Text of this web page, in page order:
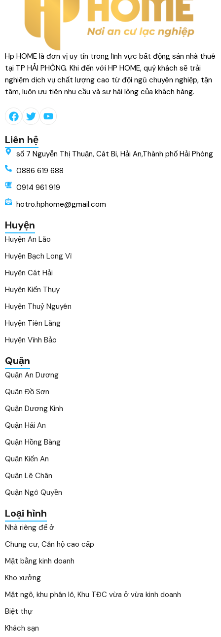
Hp HOME là đơn vị uy tín trong lĩnh vực bất động sản nhà thuê
tại TP HẢI PHÒNG. Khi đến với HP HOME, quý khách sẽ trải
nghiệm dịch vụ chất lượng cao từ đội ngũ chuyên nghiệp, tận
tâm, luôn ưu tiên nhu cầu và sự hài lòng của khách hàng.
Liên hệ
số 7 Nguyễn Thị Thuận, Cát Bi, Hải An,Thành phố Hải Phòng
0886 619 688
0914 961 919
hotro.hphome@gmail.com
Huyện
Huyện An Lão
Huyện Bạch Long Vĩ
Huyện Cát Hải
Huyện Kiến Thụy
Huyện Thuỷ Nguyên
Huyện Tiên Lãng
Huyện Vĩnh Bảo
Quận
Quận An Dương
Quận Đồ Sơn
Quận Dương Kinh
Quận Hải An
Quận Hồng Bàng
Quận Kiến An
Quận Lê Chân
Quận Ngô Quyền
Loại hình
Nhà riêng để ở
Chung cư, Căn hộ cao cấp
Mặt bằng kinh doanh
Kho xưởng
Mặt ngõ, khu phân lô, Khu TĐC vừa ở vừa kinh doanh
Biệt thự
Khách sạn